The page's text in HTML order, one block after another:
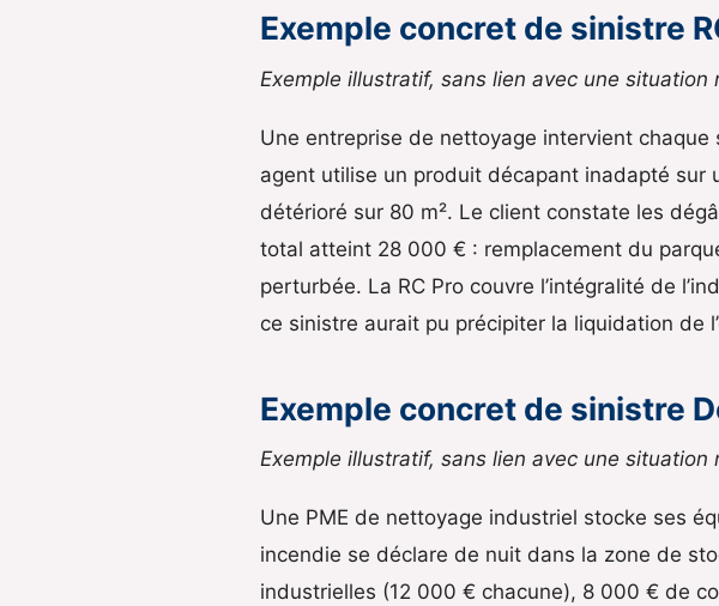
Exemple concret de sinistre
Exemple illustratif, sans lien avec une situation
Une entreprise de nettoyage intervient chaque
agent utilise un produit décapant inadapté sur
détérioré sur 80 m². Le client constate les
total atteint 28 000 € : remplacement du
perturbée. La RC Pro couvre l’intégralité de
ce sinistre aurait pu précipiter la liquidation de
Exemple concret de sinistre
Exemple illustratif, sans lien avec une situation
Une PME de nettoyage industriel stocke ses
incendie se déclare de nuit dans la zone de
industrielles (12 000 € chacune), 8 000 € de